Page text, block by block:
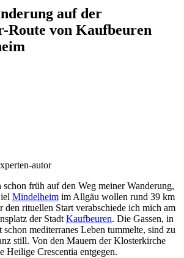
auf der
Route von Kaufbeuren
autor
früh auf den Weg meiner Wanderung,
Mindelheim im Allgäu wollen rund 39 km
den rituellen Start verabschiede ich mich am
der Stadt Kaufbeuren. Die Gassen, in
schon mediterranes Leben tummelte, sind zu
still. Von den Mauern der Klosterkirche
Heilige Crescentia entgegen.